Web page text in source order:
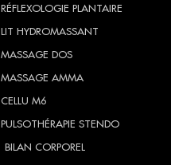
RÉFLEXOLOGIE PLANTAIRE
LIT HYDROMASSANT
MASSAGE DOS
MASSAGE AMMA
CELLU M6
PULSOTHÉRAPIE STENDO
BILAN CORPOREL